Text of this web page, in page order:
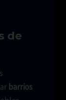
de
barrios